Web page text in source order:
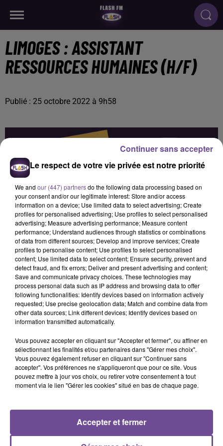
LIMOGES : ASSISTANT
RESSOURCES HUMAINES (H/F)
Publié : 25 octobre 2022 à 9h58
Une société recherche un assistant ressources humaines
(H/F). Vous aurez pour missions : contribuer à la gestion des
relations sociales, participer à la constitution et l’instruction
des dossiers disciplinaires, continuer à la gestion de l’emploi
et du développement RH et la gestion administrative,
préparer les réunions, mettre à jour les tableaux de bord RH
et contribuer à la diffusion des informations RH. Vous êtes
diplômé d’une formation dans le domaine des ressources
humaines. Vous êtes rigoureux et organisé.
Référence de l’offre Pôle Emploi : 142XRSQ
RADIO ACTUS
Le respect de votre vie privée est notre priorité
We and our (447) partnersdo the following data processing based on
your consent and/or our legitimate interest: Store and/or access
information on a device; Use limited data to select advertising; Create
profiles for personalised advertising; Use profiles to select personalised
advertising; Measure advertising performance; Measure content
performance; Understand audiences through statistics or combinations
of data from different sources; Develop and improve services; Create
profiles to personalise content; Use profiles to select personalised
content; Use limited data to select content; Ensure security, prevent and
detect fraud, and fix errors; Deliver and present advertising and content;
Save and communicate privacy choices. These technologies may
process personal data such as IP address and browsing data to offer
following functionalities: Identify devices based on information actively
requested; Use precise geolocation data; Match and combine data from
other data sources; Link different devices; Identify devices based on
information transmitted automatically.
Vous pouvez accepter en cliquant sur "Accepter et fermer", ou affiner en
sélectionnant les finalités et/ou partenaires dans "Gérer mes choix".
Vous pouvez également refuser en cliquant sur "Continuer sans
accepter". Vos préférences ne s'appliqueront que pour ce site. Vous
pouvez mettre à jour vos choix, ou retirer votre consentement à tout
moment via le lien "Gérer les cookies" situé en bas de chaque page.
Accepter et fermer
Continuer sans accepter